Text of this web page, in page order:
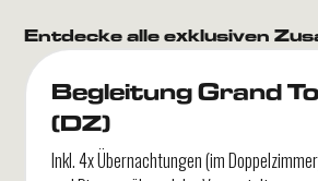
Entdecke alle exklusiven
Begleitung Grand
(DZ)
Inkl. 4x Übernachtungen (im